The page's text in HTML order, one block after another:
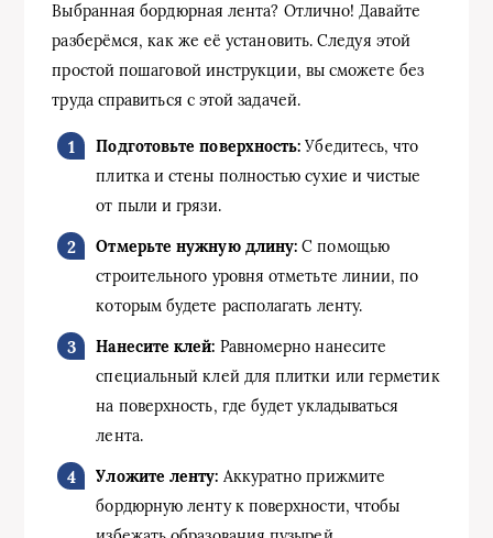
Выбранная бордюрная лента? Отлично! Давайте
разберёмся, как же её установить. Следуя этой
простой пошаговой инструкции, вы сможете без
труда справиться с этой задачей.
Подготовьте поверхность: Убедитесь, что
плитка и стены полностью сухие и чистые
от пыли и грязи.
Отмерьте нужную длину: С помощью
строительного уровня отметьте линии, по
которым будете располагать ленту.
Нанесите клей: Равномерно нанесите
специальный клей для плитки или герметик
на поверхность, где будет укладываться
лента.
Уложите ленту: Аккуратно прижмите
бордюрную ленту к поверхности, чтобы